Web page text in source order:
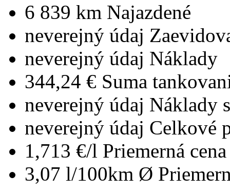
6 839 km Najazdené
neverejný údaj
neverejný údaj Náklady
344,24 € Suma
neverejný údaj Náklady
neverejný údaj Celkové
1,713 €/l Priemerná
3,07 l/100km Ø